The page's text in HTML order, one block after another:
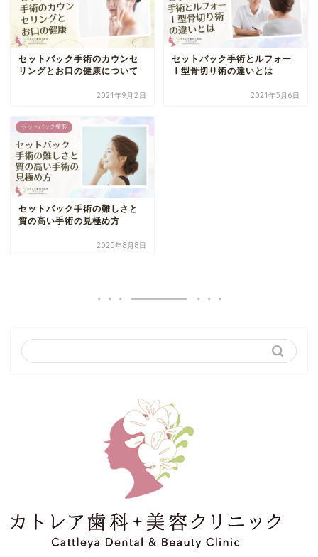
セットバック手術のカウンセ
リングとお口の健康について
2021年9月2日
セットバック手術とルフォー
Ⅰ型骨切り術の違いとは
2021年5月6日
セットバック整形
セットバック手術の難しさと
質の高い手術の見極め方
2025年8月8日